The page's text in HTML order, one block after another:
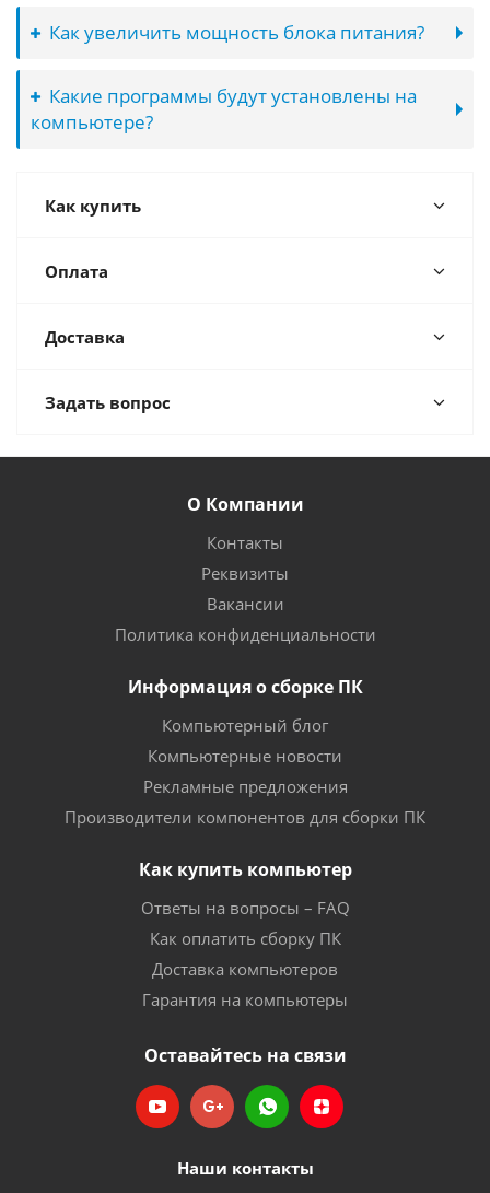
Как увеличить мощность блока питания?
Какие программы будут установлены на
компьютере?
Как купить
Оплата
Доставка
Задать вопрос
О Компании
Контакты
Реквизиты
Вакансии
Политика конфиденциальности
Информация о сборке ПК
Компьютерный блог
Компьютерные новости
Рекламные предложения
Производители компонентов для сборки ПК
Как купить компьютер
Ответы на вопросы – FAQ
Как оплатить сборку ПК
Доставка компьютеров
Гарантия на компьютеры
Оставайтесь на связи
Наши контакты